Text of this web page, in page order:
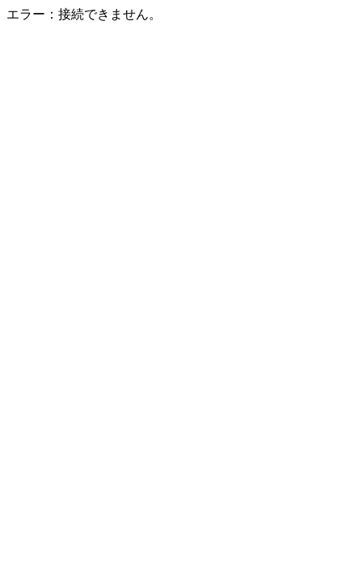
エラー：接続できません。